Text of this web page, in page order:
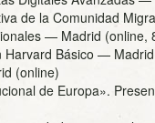
de la Comunidad
— Madrid (online,
Básico — Madrid
(online)
de Europa».